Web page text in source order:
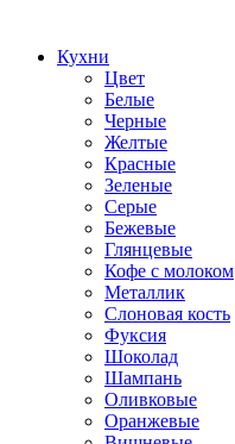
Кухни
Цвет
Белые
Черные
Желтые
Красные
Зеленые
Серые
Бежевые
Глянцевые
Кофе с молоком
Металлик
Слоновая кость
Фуксия
Шоколад
Шампань
Оливковые
Оранжевые